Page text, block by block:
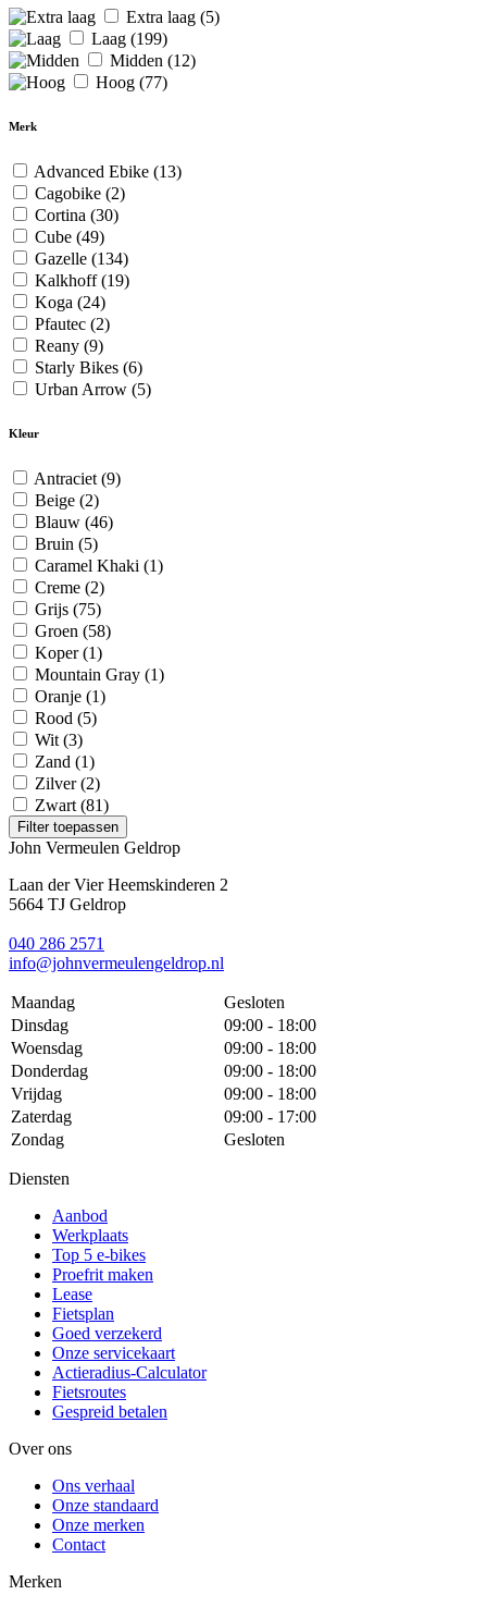
Extra laag (5)
Laag (199)
Midden (12)
Hoog (77)
Merk
Advanced Ebike (13)
Cagobike (2)
Cortina (30)
Cube (49)
Gazelle (134)
Kalkhoff(19)
Koga (24)
Pfautec (2)
Reany (9)
Starly Bikes (6)
Urban Arrow (5)
Kleur
Antraciet (9)
Beige (2)
Blauw (46)
Bruin (5)
Caramel Khaki (1)
Creme (2)
Grijs (75)
Groen (58)
Koper(1)
Mountain Gray (1)
Oranje (1)
Rood (5)
Wit (3)
Zand (1)
Zilver(2)
Zwart (81)
Filter toepassen
John Vermeulen Geldrop
Laan der Vier Heemskinderen 2
5664 TJ Geldrop
040 286 2571
info@johnvermeulengeldrop.nl
Maandag
Gesloten
Dinsdag
09:00 - 18:00
Woensdag
09:00 - 18:00
Donderdag
09:00 - 18:00
Vrijdag
09:00 - 18:00
Zaterdag
09:00 - 17:00
Zondag
Gesloten
Diensten
Aanbod
Werkplaats
Top 5 e-bikes
Proefrit maken
Lease
Fietsplan
Goed verzekerd
Onze servicekaart
Actieradius-Calculator
Fietsroutes
Gespreid betalen
Over ons
Ons verhaal
Onze standaard
Onze merken
Contact
Merken